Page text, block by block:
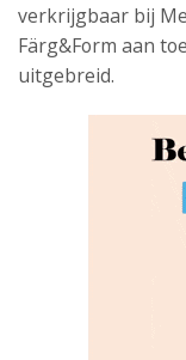
verkrijgbaar bij
Färg&Form aan
uitgebreid.